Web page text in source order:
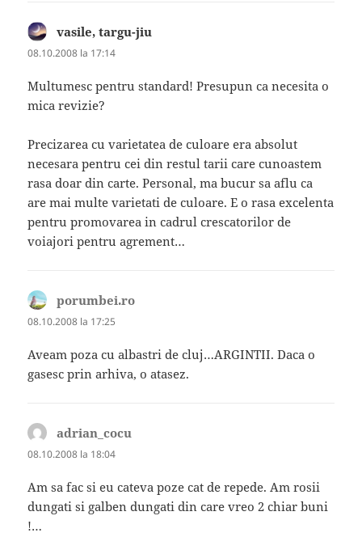
vasile, targu-jiu
08.10.2008 la 17:14
Multumesc pentru standard! Presupun ca necesita o
mica revizie?
Precizarea cu varietatea de culoare era absolut
necesara pentru cei din restul tarii care cunoastem
rasa doar din carte. Personal, ma bucur sa aflu ca
are mai multe varietati de culoare. E o rasa excelenta
pentru promovarea in cadrul crescatorilor de
voiajori pentru agrement…
porumbei.ro
08.10.2008 la 17:25
Aveam poza cu albastri de cluj…ARGINTII. Daca o
gasesc prin arhiva, o atasez.
adrian_cocu
08.10.2008 la 18:04
Am sa fac si eu cateva poze cat de repede. Am rosii
dungati si galben dungati din care vreo 2 chiar buni
!…